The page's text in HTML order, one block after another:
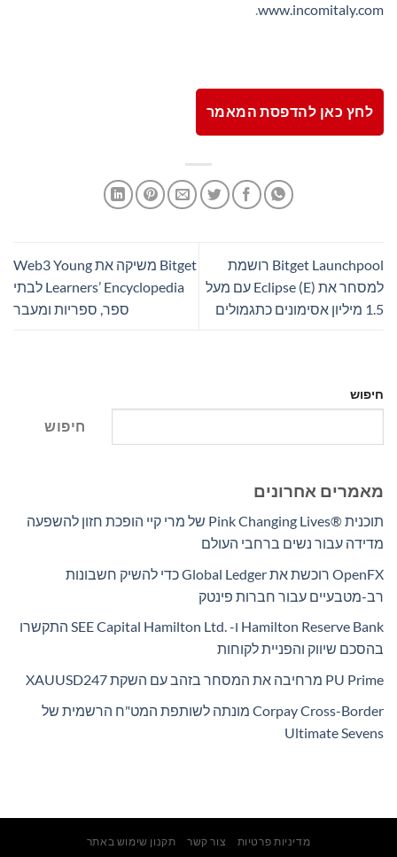
www.incomitaly.com
.
לחץ כאן להדפסת המאמר
Bitget Launchpool רושמת
למסחר את Eclipse (E) עם מעל
1.5 מיליון אסימונים כתגמולים
Bitget משיקה את Web3 Young
Learners’ Encyclopedia לבתי
ספר, ספריות ומעבר
חיפוש
חיפוש
מאמרים אחרונים
תוכנית Pink Changing Lives®‎ של מרי קיי הופכת חזון להשפעה
מדידה עבור נשים ברחבי העולם
OpenFX רוכשת את Global Ledger כדי להשיק חשבונות
רב-מטבעיים עבור חברות פינטק
Hamilton Reserve Bank ו- SEE Capital Hamilton Ltd.‎ התקשרו
בהסכם שיווק והפניית לקוחות
PU Prime מרחיבה את המסחר בזהב עם השקת XAUUSD247
Corpay Cross-Border מונתה לשותפת המט"ח הרשמית של
Ultimate Sevens
מדיניות פרטיות צור קשר תקנון שימוש באתר